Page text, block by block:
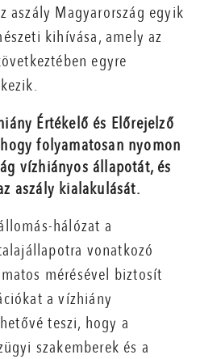
aszály Magyarország egyik
kihívása, amely az
egyre
Értékelő és Előrejelző
folyamatosan nyomon
vízhiányos állapotát, és
aszály kialakulását.
hálózat a
vonatkozó
mérésével biztosít
a vízhiány
teszi, hogy a
szakemberek és a